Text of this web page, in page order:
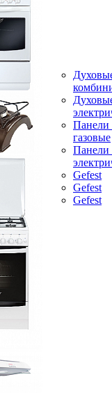
Панели
газовые
Панели
Gefest
Gefest
Gefest